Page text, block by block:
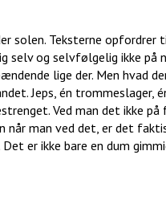
solen. Teksterne
selv og selvfølgelig ikke på
lige der. Men hvad
Jeps, én trommeslager,
Ved man det ikke
man ved det, er det
er ikke bare en dum